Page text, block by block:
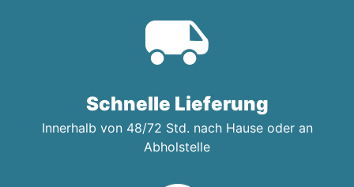
Schnelle Lieferung
Innerhalb von 48/72 Std. nach Hause oder an
Abholstelle